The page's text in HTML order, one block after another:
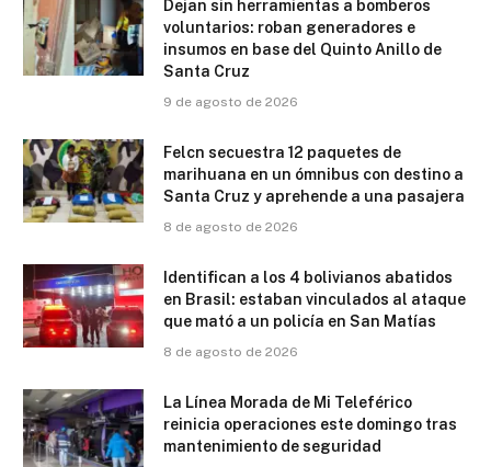
Dejan sin herramientas a bomberos
voluntarios: roban generadores e
insumos en base del Quinto Anillo de
Santa Cruz
9 de agosto de 2026
Felcn secuestra 12 paquetes de
marihuana en un ómnibus con destino a
Santa Cruz y aprehende a una pasajera
8 de agosto de 2026
Identifican a los 4 bolivianos abatidos
en Brasil: estaban vinculados al ataque
que mató a un policía en San Matías
8 de agosto de 2026
La Línea Morada de Mi Teleférico
reinicia operaciones este domingo tras
mantenimiento de seguridad